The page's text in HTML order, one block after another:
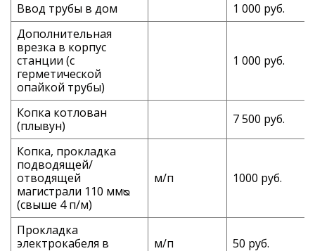
Ввод трубы в дом
1 000 руб.
Дополнительная
врезка в корпус
станции (с
герметической
опайкой трубы)
1 000 руб.
Копка котлован
(плывун)
7 500 руб.
Копка, прокладка
подводящей/
отводящей
магистрали 110 ммᴓ
(свыше 4 п/м)
м/п 1000 руб.
Прокладка
электрокабеля в
м/п 50 руб.